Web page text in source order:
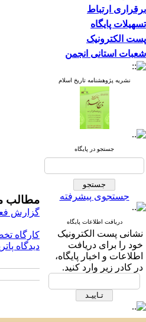
برقراری ارتباط
تسهیلات پایگاه
پست الکترونیک
شعبات استانی انجمن
نشریه پژوهشنامه تاریخ اسلام
جستجو در پایگاه
جستجوی پیشرفته
دریافت اطلاعات پایگاه
نشانی پست الکترونیک
خود را برای دریافت
اطلاعات و اخبار پایگاه،
در کادر زیر وارد کنید.
مطالب
گزارش
کارگاه
دیدگاه